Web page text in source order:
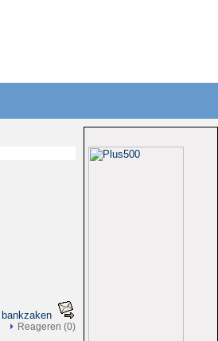
bankzaken
Reageren (0)